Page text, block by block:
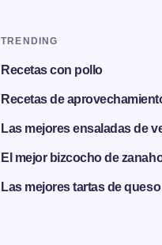
TRENDING
Recetas con pollo
Recetas de
Las mejores ensaladas de
El mejor bizcocho de
Las mejores tartas de queso